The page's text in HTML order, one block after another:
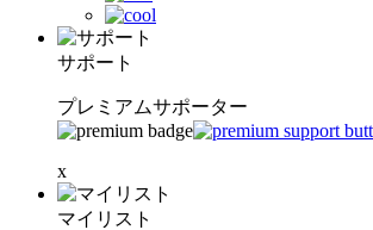
サポート
プレミアムサポーター
x
マイリスト